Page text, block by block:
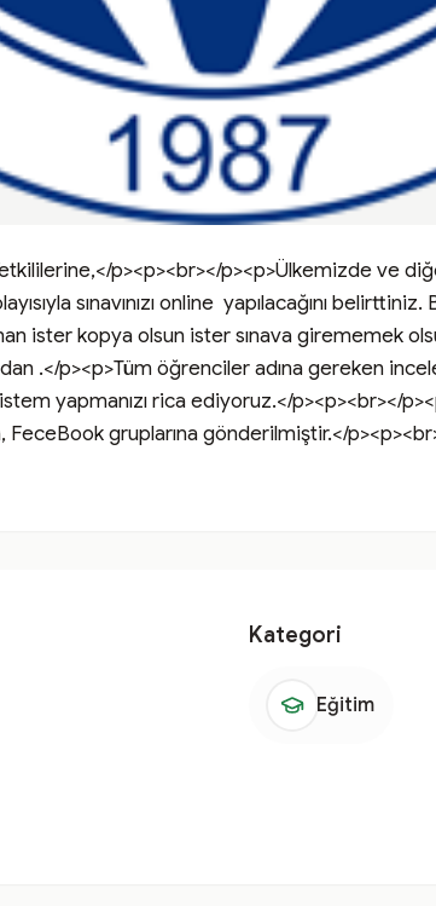
p><p><br></p><p>Ülkemizde ve
sınavınızı online  yapılacağını
ister kopya olsun ister sınava girememek
.</p><p>Tüm öğrenciler adına gereken
yapmanızı rica ediyoruz.</p><p><br></
gruplarına gönderilmiştir.</
Kategori
Eğitim